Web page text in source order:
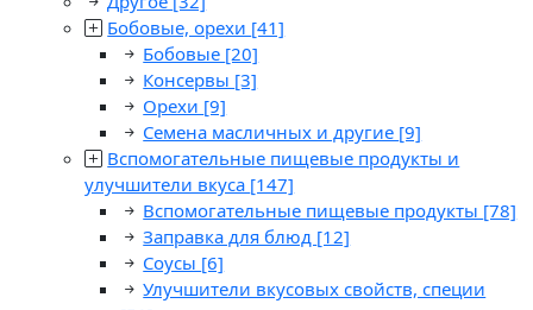
Бобовые, орехи [41]
Бобовые [20]
Консервы [3]
Орехи [9]
Семена масличных и другие [9]
Вспомогательные пищевые продукты и
улучшители вкуса [147]
Вспомогательные пищевые продукты [78]
Заправка для блюд [12]
Соусы [6]
Улучшители вкусовых свойств, специи